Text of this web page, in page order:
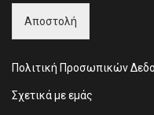
Αποστολή
Πολιτική Προσωπικών
Σχετικά με εμάς